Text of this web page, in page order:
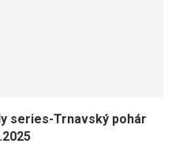
series-Trnavský pohár